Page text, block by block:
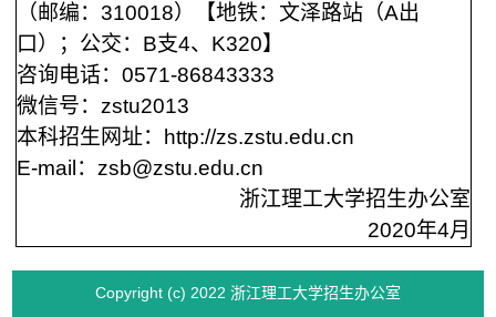
（邮编：310018）【地铁：文泽路站（A出
口）；公交：B支4、K320】
咨询电话： 0571-86843333
微信号： zstu2013
本科招生网址：
http://zs.zstu.edu.cn
E-mail： zsb@zstu.edu.cn
浙江理工大学招生办公室
2020年4月
Copyright (c) 2022 浙江理工大学招生办公室